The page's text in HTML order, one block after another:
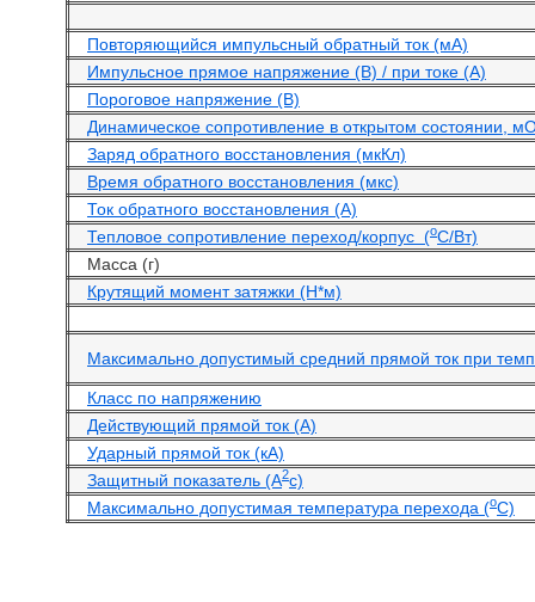
Повторяющийся импульсный обратный ток (мА)
Импульсное прямое напряжение (В) / при токе (А)
Пороговое напряжение (В)
Динамическое сопротивление в открытом состоянии,
Заряд обратного восстановления (мкКл)
Время обратного восстановления (мкс)
Ток обратного восстановления (А)
Тепловое сопротивление переход/корпус (oС/Вт)
Масса (г)
Крутящий момент затяжки (Н*м)
Максимально допустимый средний прямой ток при
Класс по напряжению
Действующий прямой ток (А)
Ударный прямой ток (кА)
Защитный показатель (А2с)
Максимально допустимая температура перехода (oС)